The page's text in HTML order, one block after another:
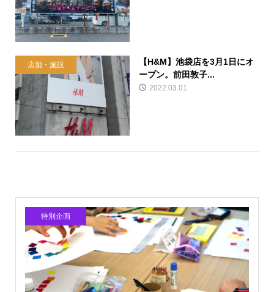
店舗・施設
【H&M】池袋店を3月1日にオ
ープン。前田敦子...
2022.03.01
特別企画